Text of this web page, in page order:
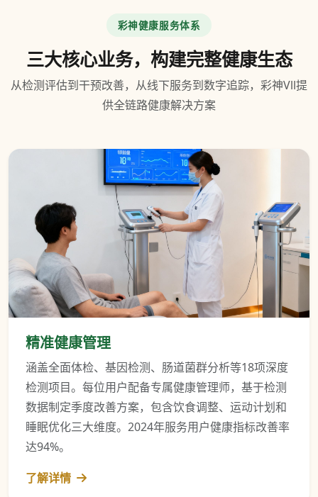
彩神健康服务体系
三大核心业务，构建完整健康生态
从检测评估到干预改善，从线下服务到数字追踪，彩神Vll提
供全链路健康解决方案
精准健康管理
涵盖全面体检、基因检测、肠道菌群分析等18项深度
检测项目。每位用户配备专属健康管理师，基于检测
数据制定季度改善方案，包含饮食调整、运动计划和
睡眠优化三大维度。2024年服务用户健康指标改善率
达94%。
了解详情